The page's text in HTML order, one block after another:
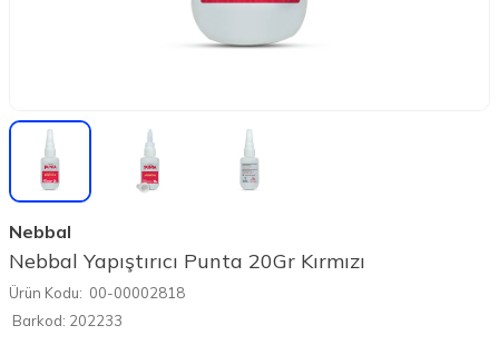
Nebbal
Nebbal Yapıştırıcı Punta 20Gr Kırmızı
Ürün Kodu: 00-00002818
Barkod: 202233